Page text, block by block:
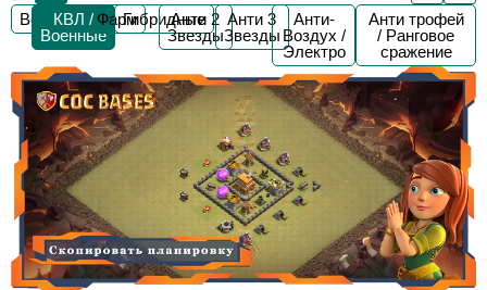
Все
КВЛ /
Военные
ФармГибридные
Анти 2
Звезды
Анти 3
Звезды
Анти-
Воздух /
Электро
Анти трофей
/ Ранговое
сражение